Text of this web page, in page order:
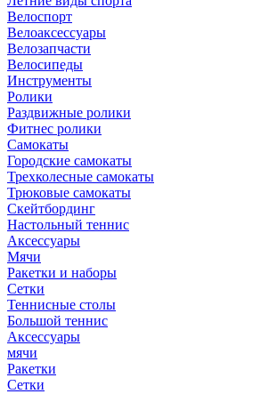
Велоспорт
Велоаксессуары
Велозапчасти
Велосипеды
Инструменты
Ролики
Раздвижные ролики
Фитнес ролики
Самокаты
Городские самокаты
Трехколесные самокаты
Трюковые самокаты
Скейтбординг
Настольный теннис
Аксессуары
Мячи
Ракетки и наборы
Сетки
Теннисные столы
Большой теннис
Аксессуары
мячи
Ракетки
Сетки